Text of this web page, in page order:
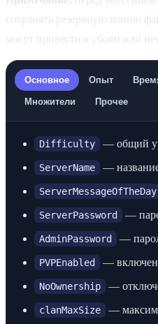
сохранять резервную копию
могут привести к сбоям или
Основное Опыт
Множители Прочее
Difficulty — общий
ServerName —
ServerMessageOfTheDay
ServerPassword —
AdminPassword —
PVPEnabled —
NoOwnership —
clanMaxSize —